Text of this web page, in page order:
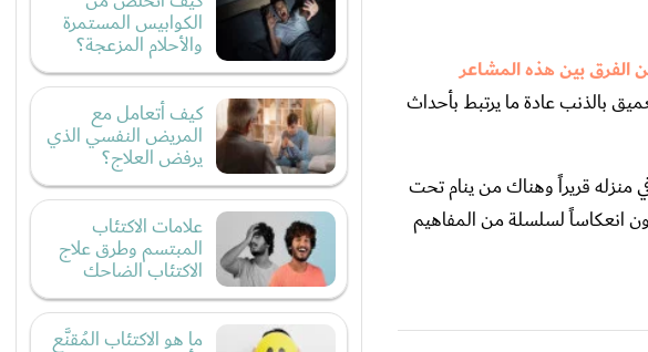
الفرق بين هذه المشاعر
بالذنب عادة ما يرتبط بأحداث
منزله قريراً وهناك من ينام تحت
انعكاساً لسلسلة من المفاهيم
الكوابيس المستمرة
والأحلام المزعجة؟
كيف أتعامل مع
المريض النفسي الذي
يرفض العلاج؟
علامات الاكتئاب
المبتسم وطرق علاج
الاكتئاب الضاحك
ما هو الاكتئاب المُقنَّع